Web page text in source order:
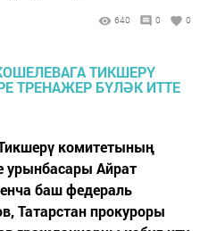
640 0 0
комитетының
урынбасары Айрат
баш федераль
Татарстан прокуроры